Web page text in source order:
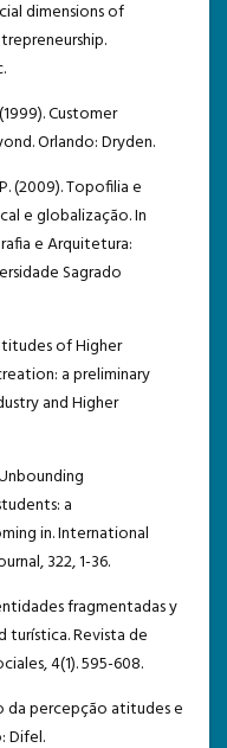
dimensions of
Customer
Orlando: Dryden.
(2009). Topofilia e
e globalização. In
e Arquitetura:
Sagrado
of Higher
a preliminary
and Higher
a
in. International
322, 1-36.
fragmentadas y
turística. Revista de
4(1). 595-608.
da percepção atitudes e
Difel.